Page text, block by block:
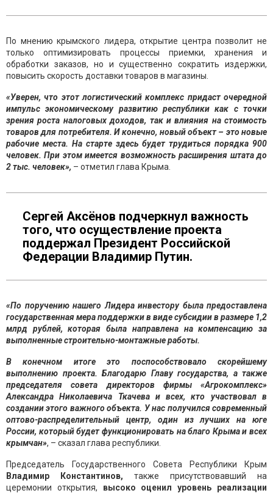
По мнению крымского лидера, открытие центра позволит не
только оптимизировать процессы приемки, хранения и
обработки заказов, но и существенно сократить издержки,
повысить скорость доставки товаров в магазины.
«Уверен, что этот логистический комплекс придаст очередной
импульс экономическому развитию республики как с точки
зрения роста налоговых доходов, так и влияния на стоимость
товаров для потребителя. И конечно, новый объект – это новые
рабочие места. На старте здесь будет трудиться порядка 900
человек. При этом имеется возможность расширения штата до
2 тыс. человек», – отметил глава Крыма.
Сергей Аксёнов подчеркнул важность
того, что осуществление проекта
поддержал Президент Российской
Федерации Владимир Путин.
«По поручению нашего Лидера инвестору была предоставлена
государственная мера поддержки в виде субсидии в размере 1,2
млрд рублей, которая была направлена на компенсацию за
выполненные строительно-монтажные работы.
В конечном итоге это поспособствовало скорейшему
выполнению проекта. Благодарю Главу государства, а также
председателя совета директоров фирмы «Агрокомплекс»
Александра Николаевича Ткачева и всех, кто участвовал в
создании этого важного объекта. У нас получился современный
оптово-распределительный центр, один из лучших на юге
России, который будет функционировать на благо Крыма и всех
крымчан», – сказал глава республики.
Председатель Государственного Совета Республики Крым
Владимир Константинов, также присутствовавший на
церемонии открытия, высоко оценил уровень реализации